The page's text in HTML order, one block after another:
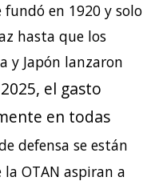
fundó en 1920 y solo
hasta que los
y Japón lanzaron
el gasto
en todas
defensa se están
OTAN aspiran a